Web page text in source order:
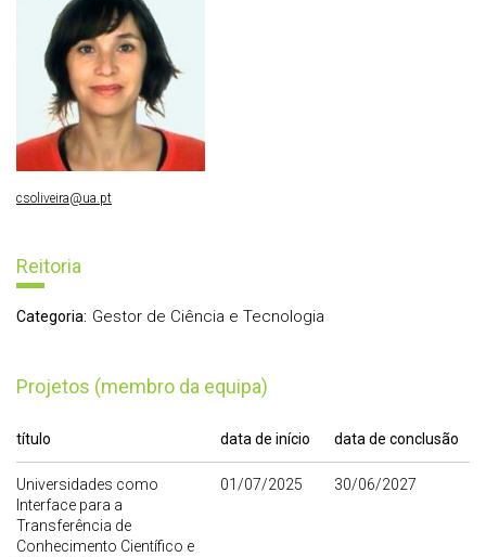
Reitoria
Categoria: Gestor de Ciência e Tecnologia
Projetos (membro da equipa)
título data de início data de conclusão
Universidades como
Interface para a
Transferência de
Conhecimento Científico e
01/07/2025 30/06/2027
csoliveira@ua.pt